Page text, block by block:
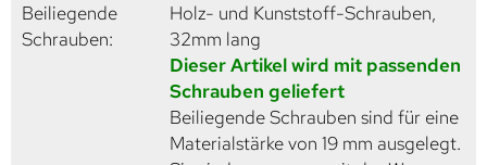
Beiliegende
Schrauben:
Holz- und Kunststoff-Schrauben,
32mm lang
Dieser Artikel wird mit passenden
Schrauben geliefert
Beiliegende Schrauben sind für eine
Materialstärke von 19 mm ausgelegt.